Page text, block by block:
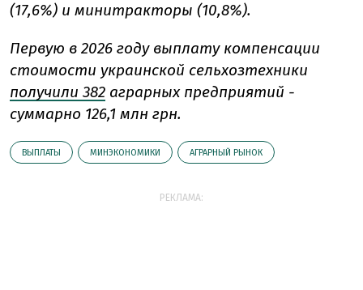
(17,6%) и минитракторы (10,8%).
Первую в 2026 году выплату компенсации
стоимости украинской сельхозтехники
получили 382 аграрных предприятий -
суммарно 126,1 млн грн.
ВЫПЛАТЫ МИНЭКОНОМИКИ АГРАРНЫЙ РЫНОК
РЕКЛАМА: